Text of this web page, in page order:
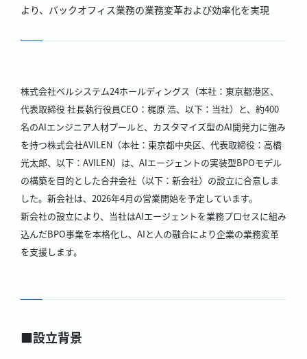
より、バックオフィス業務の業務変革および効率化を実現
株式会社ベルシステム24ホールディングス（本社：東京都港区、
代表取締役 社長執行役員CEO：梶原 浩、以下：当社）と、約400
名のAIエンジニア人材プールと、カスタマイズ型のAI開発力に強み
を持つ株式会社AVILEN（本社：東京都中央区、代表取締役：高橋
光太郎、以下：AVILEN）は、AIエージェントの実装型BPOモデル
の構築を目的とした合弁会社（以下：新会社）の設立に合意しま
した。新会社は、2026年4月の営業開始を予定しています。
新会社の設立により、当社はAIエージェントを業務プロセスに組み
込んだBPO事業を本格化し、AIと人の融合により企業の業務変革
を支援します。
■設立背景